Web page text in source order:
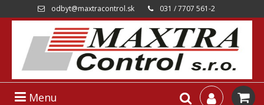
odbyt@maxtracontrol.sk 031 / 7707 561-2
Menu